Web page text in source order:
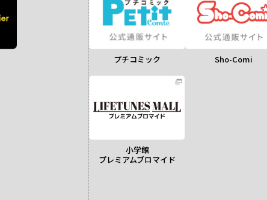
プチコミック Sho-Comi
小学館
プレミアムブロマイド